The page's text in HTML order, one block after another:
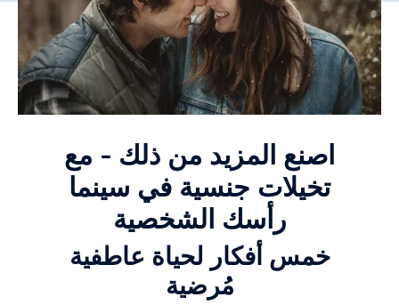
اصنع المزيد من ذلك - مع
تخيلات جنسية في سينما
رأسك الشخصية
خمس أفكار لحياة عاطفية
مُرضية